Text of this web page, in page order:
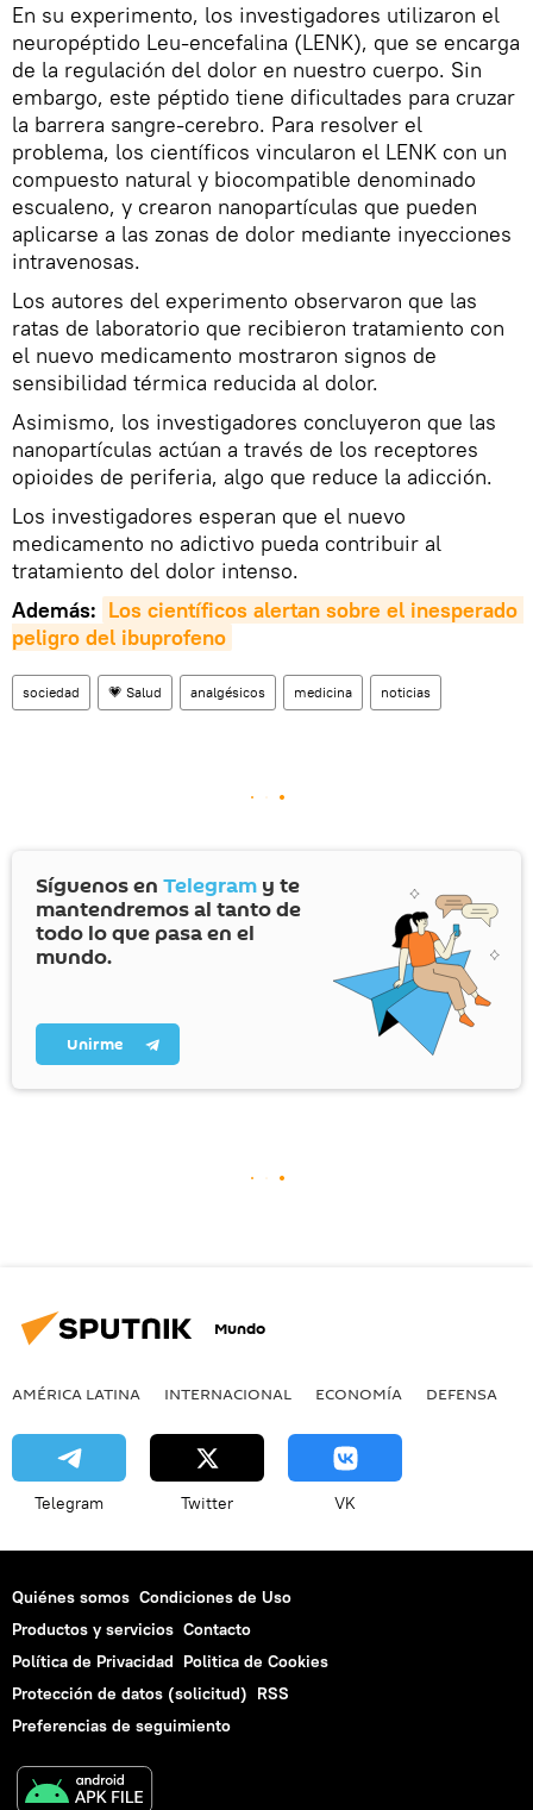
En su experimento, los investigadores utilizaron el
neuropéptido Leu-encefalina (LENK), que se encarga
de la regulación del dolor en nuestro cuerpo. Sin
embargo, este péptido tiene dificultades para cruzar
la barrera sangre-cerebro. Para resolver el
problema, los científicos vincularon el LENK con un
compuesto natural y biocompatible denominado
escualeno, y crearon nanopartículas que pueden
aplicarse a las zonas de dolor mediante inyecciones
intravenosas.
Los autores del experimento observaron que las
ratas de laboratorio que recibieron tratamiento con
el nuevo medicamento mostraron signos de
sensibilidad térmica reducida al dolor.
Asimismo, los investigadores concluyeron que las
nanopartículas actúan a través de los receptores
opioides de periferia, algo que reduce la adicción.
Los investigadores esperan que el nuevo
medicamento no adictivo pueda contribuir al
tratamiento del dolor intenso.
Además: Los científicos alertan sobre el inesperado
peligro del ibuprofeno
sociedad 💗 Salud analgésicos medicina noticias
Síguenos en Telegram y te
mantendremos al tanto de
todo lo que pasa en el
mundo.
Unirme
Mundo
AMÉRICA LATINA INTERNACIONAL ECONOMÍA DEFENSA
Telegram Twitter VK
Quiénes somos Condiciones de Uso
Productos y servicios Contacto
Política de Privacidad Politica de Cookies
Protección de datos (solicitud) RSS
Preferencias de seguimiento